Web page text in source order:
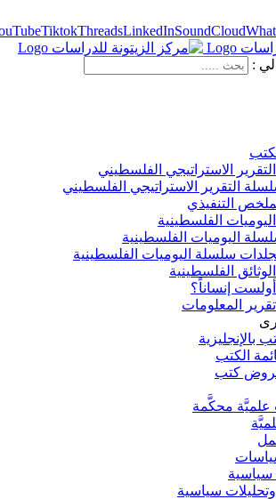
TiktokThreadsLinkedInSoundCloud
:
الاستراتيجي الفلسطيني
التقرير الاستراتيجي الفلسطيني
التنفيذي
الفلسطينية
اليوميات الفلسطينية
سلسلة اليوميات الفلسطينية
الفلسطينية
إنساناً؟
المعلومات
بالإنجليزية
الكتب
كتب
علميَّة محكَّمة
سياسية
سياسية